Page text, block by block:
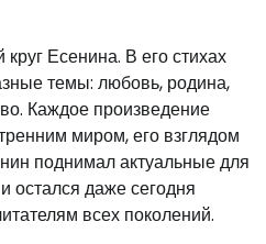
Есенина. В его стихах
темы: любовь, родина,
Каждое произведение
миром, его взглядом
поднимал актуальные для
остался даже сегодня
всех поколений.